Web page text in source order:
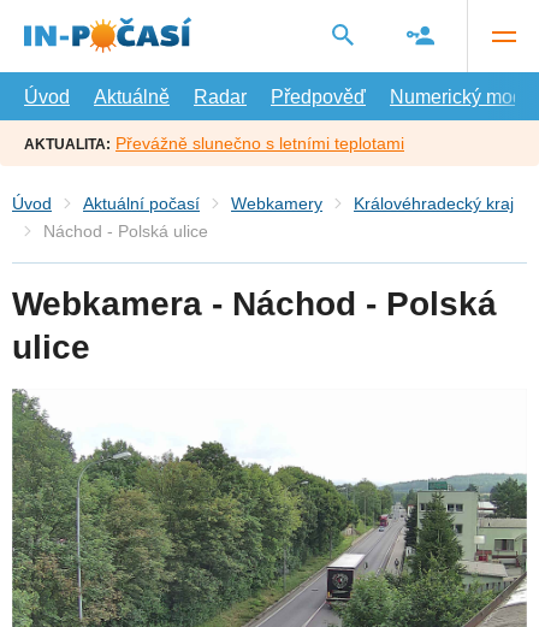
hlavní
Úvod
Aktuálně Radar Předpověď Numerický model
AKTUALITA: Převážně slunečno s letními teplotami
Úvod Aktuální počasí Webkamery
Královéhradecký kraj
Náchod - Polská ulice
Webkamera - Náchod - Polská
ulice